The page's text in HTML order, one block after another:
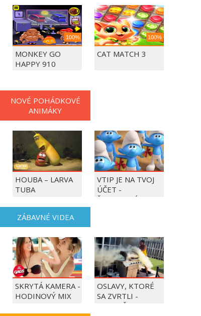
100%
MONKEY GO
HAPPY 910
100%
CAT MATCH 3
NOVÉ POHÁDKOVÉ
ANIMÁKY
HOUBA – LARVA
TUBA
VTIP JE NA TVOJ
ÚČET -
ŠMOULOVÉ
ZÁBAVNÉ VIDEA
SKRYTÁ KAMERA -
HODINOVÝ MIX
OSLAVY, KTORÉ
SA ZVRTLI -
NAJLEPŠIE